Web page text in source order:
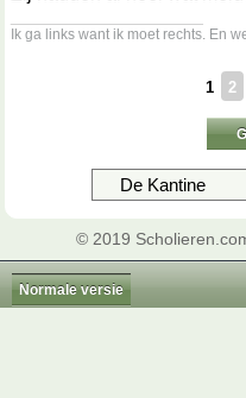
Ik ga links want ik moet rechts. En
1 2
© 2019
Normale versie